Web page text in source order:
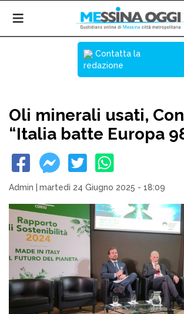
Contatta la
redazione
Oli minerali usati,
“Italia batte Europa
Admin martedì 24 Giugno 2025 - 18:09